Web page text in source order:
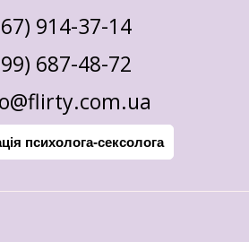
914-37-14
687-48-72
психолога-сексолога